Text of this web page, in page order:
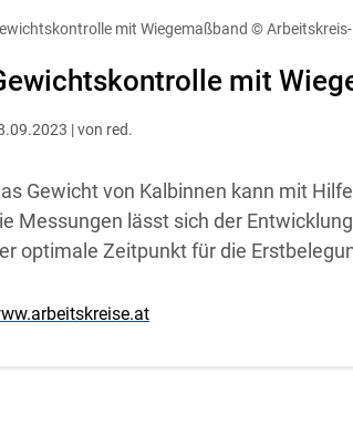
mit Wiegemaßband ©
mit
| von red.
Gewicht von Kalbinnen kann mit
Messungen lässt sich der
optimale Zeitpunkt für die